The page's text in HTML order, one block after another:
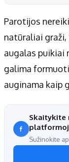
Parotijos
natūraliai
augalas puikiai
galima
auginama kaip
Skaitykite
Sužinokite